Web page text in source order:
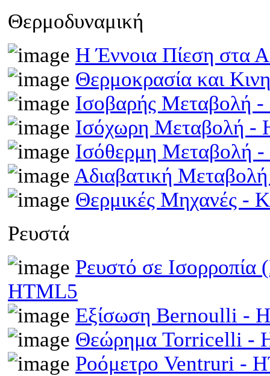
Θερμοδυναμική
Η Έννοια Πίεση στα
Θερμοκρασία και
Ισοβαρής Μεταβολή
Ισόχωρη Μεταβολή -
Ισόθερμη Μεταβολή
Αδιαβατική
Θερμικές Μηχανές -
Ρευστά
Ρευστό σε Ισορροπία
HTML5
Εξίσωση Bernoulli -
Θεώρημα Torricelli -
Ροόμετρο Ventruri -